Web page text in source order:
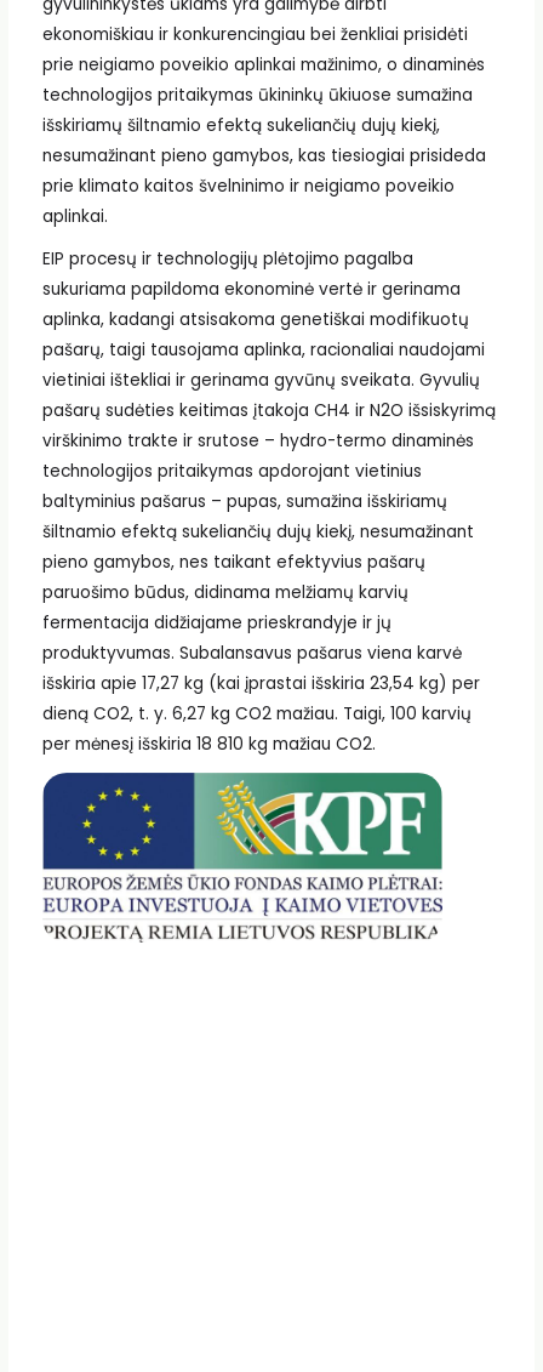
ekonomiškiau ir konkurencingiau bei ženkliai prisidėti
prie neigiamo poveikio aplinkai mažinimo, o dinaminės
technologijos pritaikymas ūkininkų ūkiuose sumažina
išskiriamų šiltnamio efektą sukeliančių dujų kiekį,
nesumažinant pieno gamybos, kas tiesiogiai prisideda
prie klimato kaitos švelninimo ir neigiamo poveikio
aplinkai.
EIP procesų ir technologijų plėtojimo pagalba
sukuriama papildoma ekonominė vertė ir gerinama
aplinka, kadangi atsisakoma genetiškai modifikuotų
pašarų, taigi tausojama aplinka, racionaliai naudojami
vietiniai ištekliai ir gerinama gyvūnų sveikata. Gyvulių
pašarų sudėties keitimas įtakoja CH4 ir N2O išsiskyrimą
virškinimo trakte ir srutose – hydro-termo dinaminės
technologijos pritaikymas apdorojant vietinius
baltyminius pašarus – pupas, sumažina išskiriamų
šiltnamio efektą sukeliančių dujų kiekį, nesumažinant
pieno gamybos, nes taikant efektyvius pašarų
paruošimo būdus, didinama melžiamų karvių
fermentacija didžiajame prieskrandyje ir jų
produktyvumas. Subalansavus pašarus viena karvė
išskiria apie 17,27 kg (kai įprastai išskiria 23,54 kg) per
dieną CO2, t. y. 6,27 kg CO2 mažiau. Taigi, 100 karvių
per mėnesį išskiria 18 810 kg mažiau CO2.